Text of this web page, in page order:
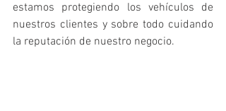
estamos protegiendo los vehículos de
nuestros clientes y sobre todo cuidando
la reputación de nuestro negocio.